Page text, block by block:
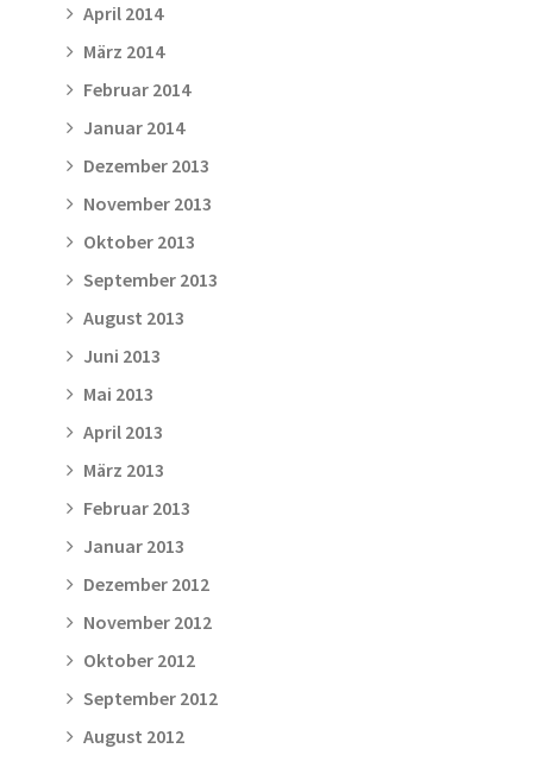
April 2014
März 2014
Februar 2014
Januar 2014
Dezember 2013
November 2013
Oktober 2013
September 2013
August 2013
Juni 2013
Mai 2013
April 2013
März 2013
Februar 2013
Januar 2013
Dezember 2012
November 2012
Oktober 2012
September 2012
August 2012